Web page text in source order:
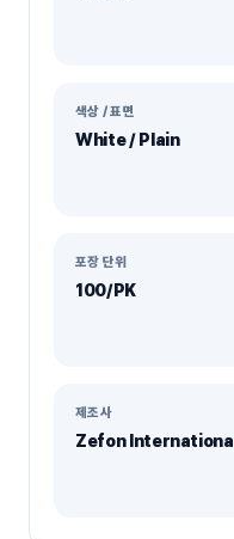
색상 / 표면
White / Plain
포장 단위
100/PK
제조사
Zefon International